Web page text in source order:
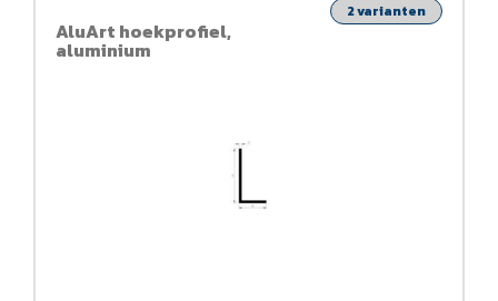
AluArt hoekprofiel,
aluminium
2 varianten